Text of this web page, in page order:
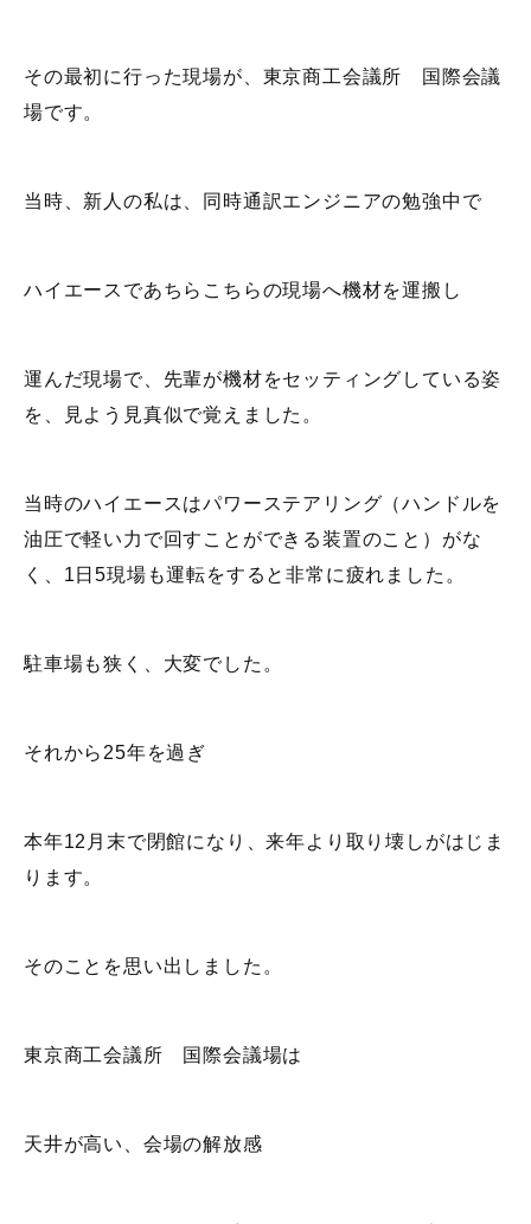
その最初に行った現場が、東京商工会議所 国際会議
場です。
当時、新人の私は、同時通訳エンジニアの勉強中で
ハイエースであちらこちらの現場へ機材を運搬し
運んだ現場で、先輩が機材をセッティングしている姿
を、見よう見真似で覚えました。
当時のハイエースはパワーステアリング（ハンドルを
油圧で軽い力で回すことができる装置のこと）がな
く、1日5現場も運転をすると非常に疲れました。
駐車場も狭く、大変でした。
それから25年を過ぎ
本年12月末で閉館になり、来年より取り壊しがはじま
ります。
そのことを思い出しました。
東京商工会議所 国際会議場は
天井が高い、会場の解放感